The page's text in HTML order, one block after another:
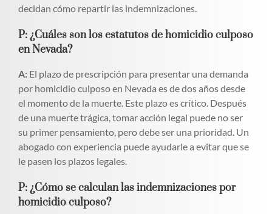
decidan cómo repartir las indemnizaciones.
P: ¿Cuáles son los estatutos de homicidio culposo
en Nevada?
A: El plazo de prescripción para presentar una demanda
por homicidio culposo en Nevada es de dos años desde
el momento de la muerte. Este plazo es crítico. Después
de una muerte trágica, tomar acción legal puede no ser
su primer pensamiento, pero debe ser una prioridad. Un
abogado con experiencia puede ayudarle a evitar que se
le pasen los plazos legales.
P: ¿Cómo se calculan las indemnizaciones por
homicidio culposo?